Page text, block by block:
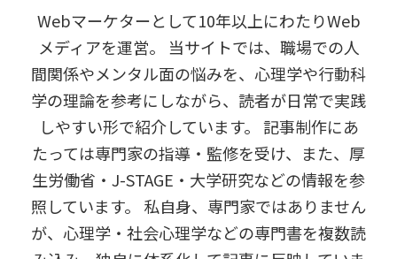
Webマーケターとして10年以上にわたりWeb
メディアを運営。 当サイトでは、職場での人
間関係やメンタル面の悩みを、心理学や行動科
学の理論を参考にしながら、読者が日常で実践
しやすい形で紹介しています。 記事制作にあ
たっては専門家の指導・監修を受け、また、厚
生労働省・J-STAGE・大学研究などの情報を参
照しています。 私自身、専門家ではありません
が、心理学・社会心理学などの専門書を複数読